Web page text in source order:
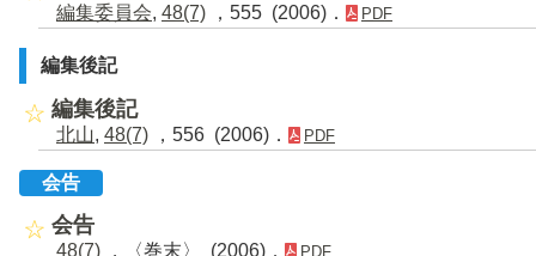
編集委員会, 48(7) ，555 (2006)． PDF
編集後記
編集後記
北山, 48(7) ，556 (2006)． PDF
会告
会告
48(7) ，〈巻末〉 (2006)． PDF